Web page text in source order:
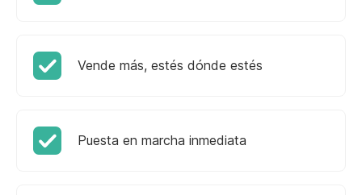
Vende más, estés dónde estés
Puesta en marcha inmediata